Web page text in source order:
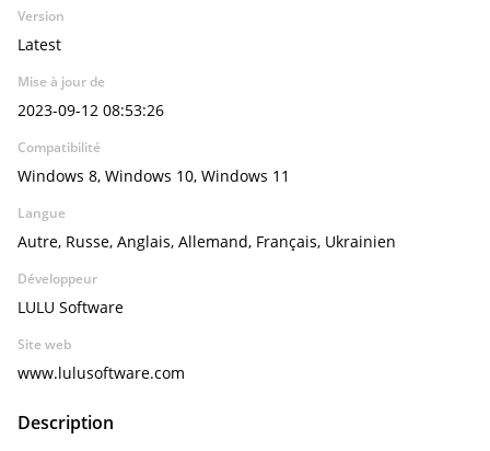
Version
Latest
Mise à jour de
2023-09-12 08:53:26
Compatibilité
Windows 8, Windows 10, Windows 11
Langue
Autre, Russe, Anglais, Allemand, Français, Ukrainien
Développeur
LULU Software
Site web
www.lulusoftware.com
Description